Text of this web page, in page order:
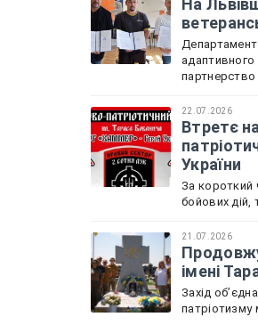
На
Департамент
партнерство
22.07.2026
Втретє
України
За короткий
бойових дій,
21.07.2026
імені
Захід
патріотизму